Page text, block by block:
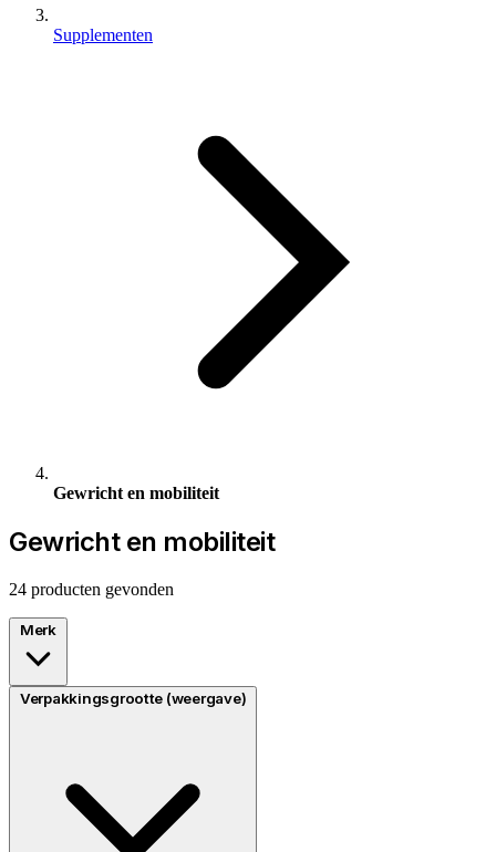
Supplementen
Gewricht en mobiliteit
Gewricht en mobiliteit
24 producten gevonden
Merk
Verpakkingsgrootte (weergave)